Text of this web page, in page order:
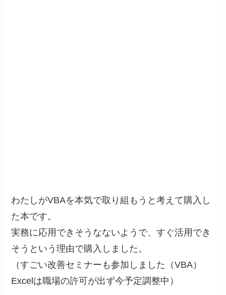
わたしがVBAを本気で取り組もうと考えて購入し
た本です。
実務に応用できそうなないようで、すぐ活用でき
そうという理由で購入しました。
（すごい改善セミナーも参加しました（VBA）
Excelは職場の許可が出ず今予定調整中）